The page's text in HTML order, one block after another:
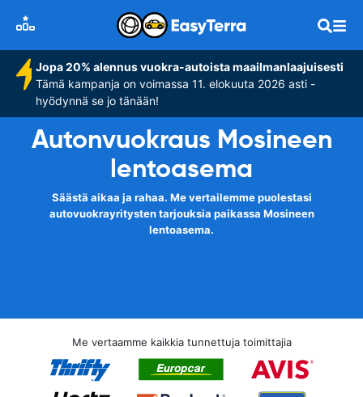
Jopa 20% alennus vuokra-autoista maailmanlaajuisesti
Tämä kampanja on voimassa 11. elokuuta 2026 asti -
hyödynnä se jo tänään!
Autonvuokraus Mosineen
lentoasema
Säästä aikaa ja rahaa. Me vertailemme puolestasi
autovuokrayritysten tarjouksia paikassa Mosineen
lentoasema.
Me vertaamme kaikkia tunnettuja toimittajia